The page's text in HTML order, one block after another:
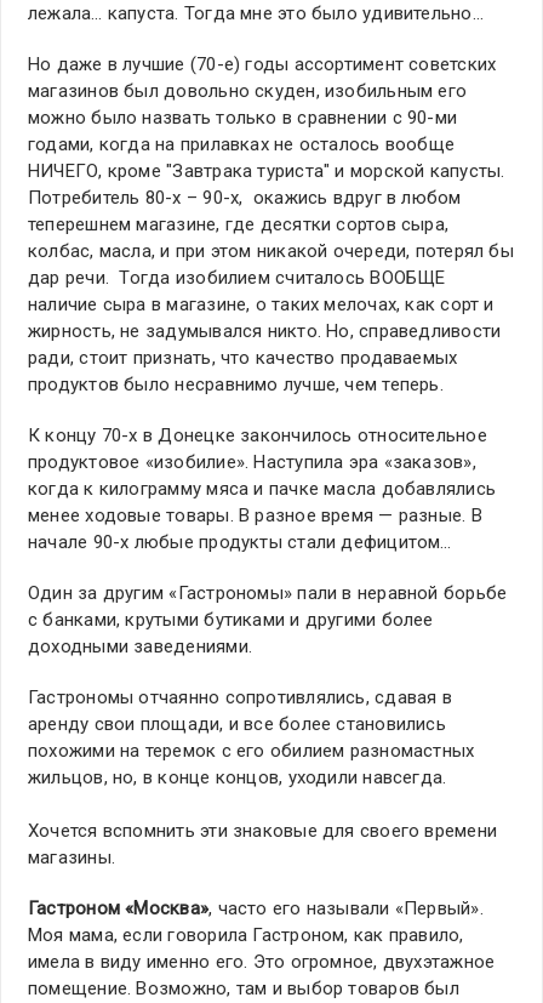
лежала… капуста. Тогда мне это было удивительно…
Но даже в лучшие (70-е) годы ассортимент советских
магазинов был довольно скуден, изобильным его
можно было назвать только в сравнении с 90-ми
годами, когда на прилавках не осталось вообще
НИЧЕГО, кроме "Завтрака туриста" и морской капусты.
Потребитель 80-х – 90-х, окажись вдруг в любом
теперешнем магазине, где десятки сортов сыра,
колбас, масла, и при этом никакой очереди, потерял бы
дар речи. Тогда изобилием считалось ВООБЩЕ
наличие сыра в магазине, о таких мелочах, как сорт и
жирность, не задумывался никто. Но, справедливости
ради, стоит признать, что качество продаваемых
продуктов было несравнимо лучше, чем теперь.
К концу 70-х в Донецке закончилось относительное
продуктовое «изобилие». Наступила эра «заказов»,
когда к килограмму мяса и пачке масла добавлялись
менее ходовые товары. В разное время — разные. В
начале 90-х любые продукты стали дефицитом…
Один за другим «Гастрономы» пали в неравной борьбе
с банками, крутыми бутиками и другими более
доходными заведениями.
Гастрономы отчаянно сопротивлялись, сдавая в
аренду свои площади, и все более становились
похожими на теремок с его обилием разномастных
жильцов, но, в конце концов, уходили навсегда.
Хочется вспомнить эти знаковые для своего времени
магазины.
Гастроном «Москва», часто его называли «Первый».
Моя мама, если говорила Гастроном, как правило,
имела в виду именно его. Это огромное, двухэтажное
помещение. Возможно, там и выбор товаров был